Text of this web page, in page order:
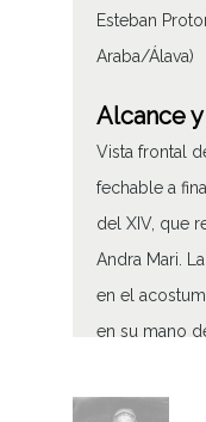
Esteban
Araba/Álava)
Alcance
Vista frontal
fechable a
del XIV, que
Andra Mari.
en el
en su mano
Jesús quien,